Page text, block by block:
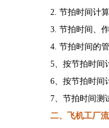
2. 节拍时间计算
3. 节拍时间、
4. 节拍时间的
5、按节拍时间
6、按节拍时间
7、节拍时间测
二、飞机工厂